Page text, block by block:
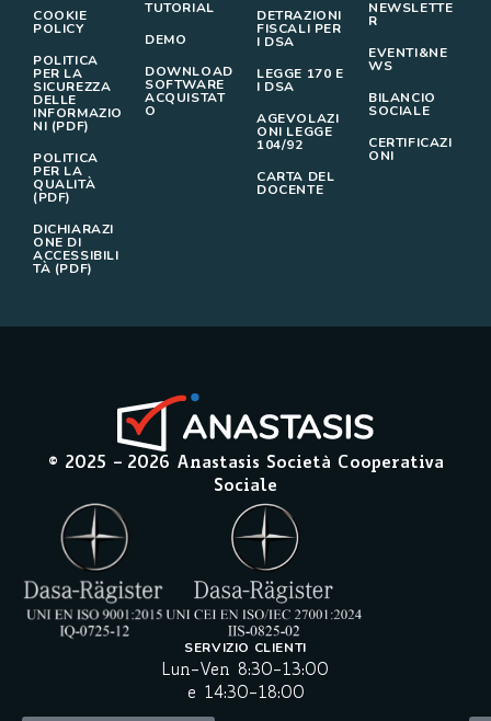
COOKIE
POLICY
POLITICA
PER LA
SICUREZZA
DELLE
INFORMAZIO
NI (PDF)
POLITICA
PER LA
QUALITÀ
(PDF)
DICHIARAZI
ONE DI
ACCESSIBILI
TÀ (PDF)
TUTORIAL
DEMO
DOWNLOAD
SOFTWARE
ACQUISTAT
O
DETRAZIONI
FISCALI PER
I DSA
LEGGE 170 E
I DSA
AGEVOLAZI
ONI LEGGE
104/92
CARTA DEL
DOCENTE
NEWSLETTE
R
EVENTI&NE
WS
BILANCIO
SOCIALE
CERTIFICAZI
ONI
© 2025 – 2026 Anastasis Società Cooperativa
Sociale
SERVIZIO CLIENTI
Lun-Ven 8:30-13:00
e 14:30-18:00